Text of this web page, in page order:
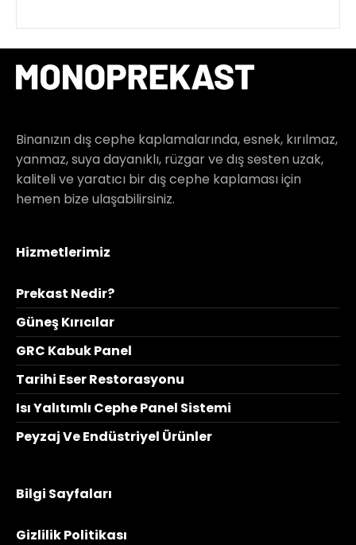
Binanızın dış cephe kaplamalarında, esnek, kırılmaz,
yanmaz, suya dayanıklı, rüzgar ve dış sesten uzak,
kaliteli ve yaratıcı bir dış cephe kaplaması için
hemen bize ulaşabilirsiniz.
Hizmetlerimiz
Prekast Nedir?
Güneş Kırıcılar
GRC Kabuk Panel
Tarihi Eser Restorasyonu
Isı Yalıtımlı Cephe Panel Sistemi
Peyzaj Ve Endüstriyel Ürünler
Bilgi Sayfaları
Gizlilik Politikası